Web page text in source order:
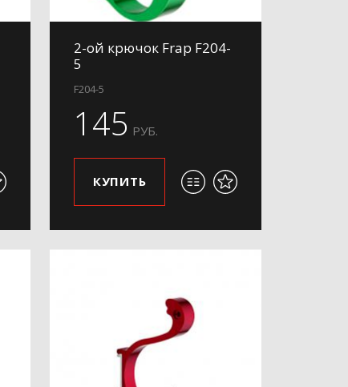
2-ой крючок Frap F204-
5
F204-5
145 РУБ.
КУПИТЬ